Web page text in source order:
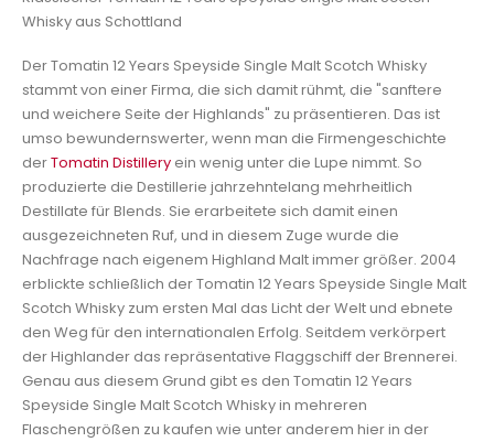
Whisky aus Schottland
Der Tomatin 12 Years Speyside Single Malt Scotch Whisky
stammt von einer Firma, die sich damit rühmt, die "sanftere
und weichere Seite der Highlands" zu präsentieren. Das ist
umso bewundernswerter, wenn man die Firmengeschichte
derTomatin Distillery ein wenig unter die Lupe nimmt. So
produzierte die Destillerie jahrzehntelang mehrheitlich
Destillate für Blends. Sie erarbeitete sich damit einen
ausgezeichneten Ruf, und in diesem Zuge wurde die
Nachfrage nach eigenem Highland Malt immer größer. 2004
erblickte schließlich der Tomatin 12 Years Speyside Single Malt
Scotch Whisky zum ersten Mal das Licht der Welt und ebnete
den Weg für den internationalen Erfolg. Seitdem verkörpert
der Highlander das repräsentative Flaggschiff der Brennerei.
Genau aus diesem Grund gibt es den Tomatin 12 Years
Speyside Single Malt Scotch Whisky in mehreren
Flaschengrößen zu kaufen wie unter anderem hier in der